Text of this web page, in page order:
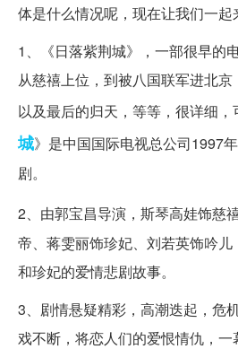
体是什么情况呢，现在让我们一起
1、《日落紫荆城》，一部很早的
从慈禧上位，到被八国联军进北京
以及最后的归天，等等，很详细
城》是中国国际电视总公司1997
剧。
2、由郭宝昌导演，斯琴高娃饰慈
帝、蒋雯丽饰珍妃、刘若英饰吟
和珍妃的爱情悲剧故事。
3、剧情悬疑精彩，高潮迭起，危
戏不断，将恋人们的爱恨情仇，一